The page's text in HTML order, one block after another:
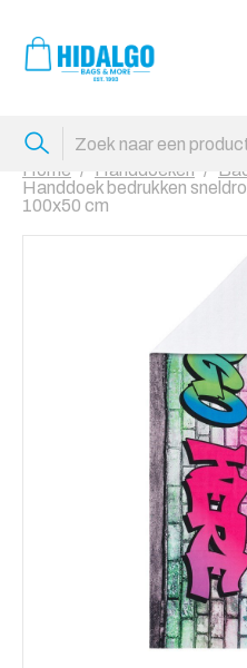
Home Handdoeken
Handdoek bedrukken
100x50 cm